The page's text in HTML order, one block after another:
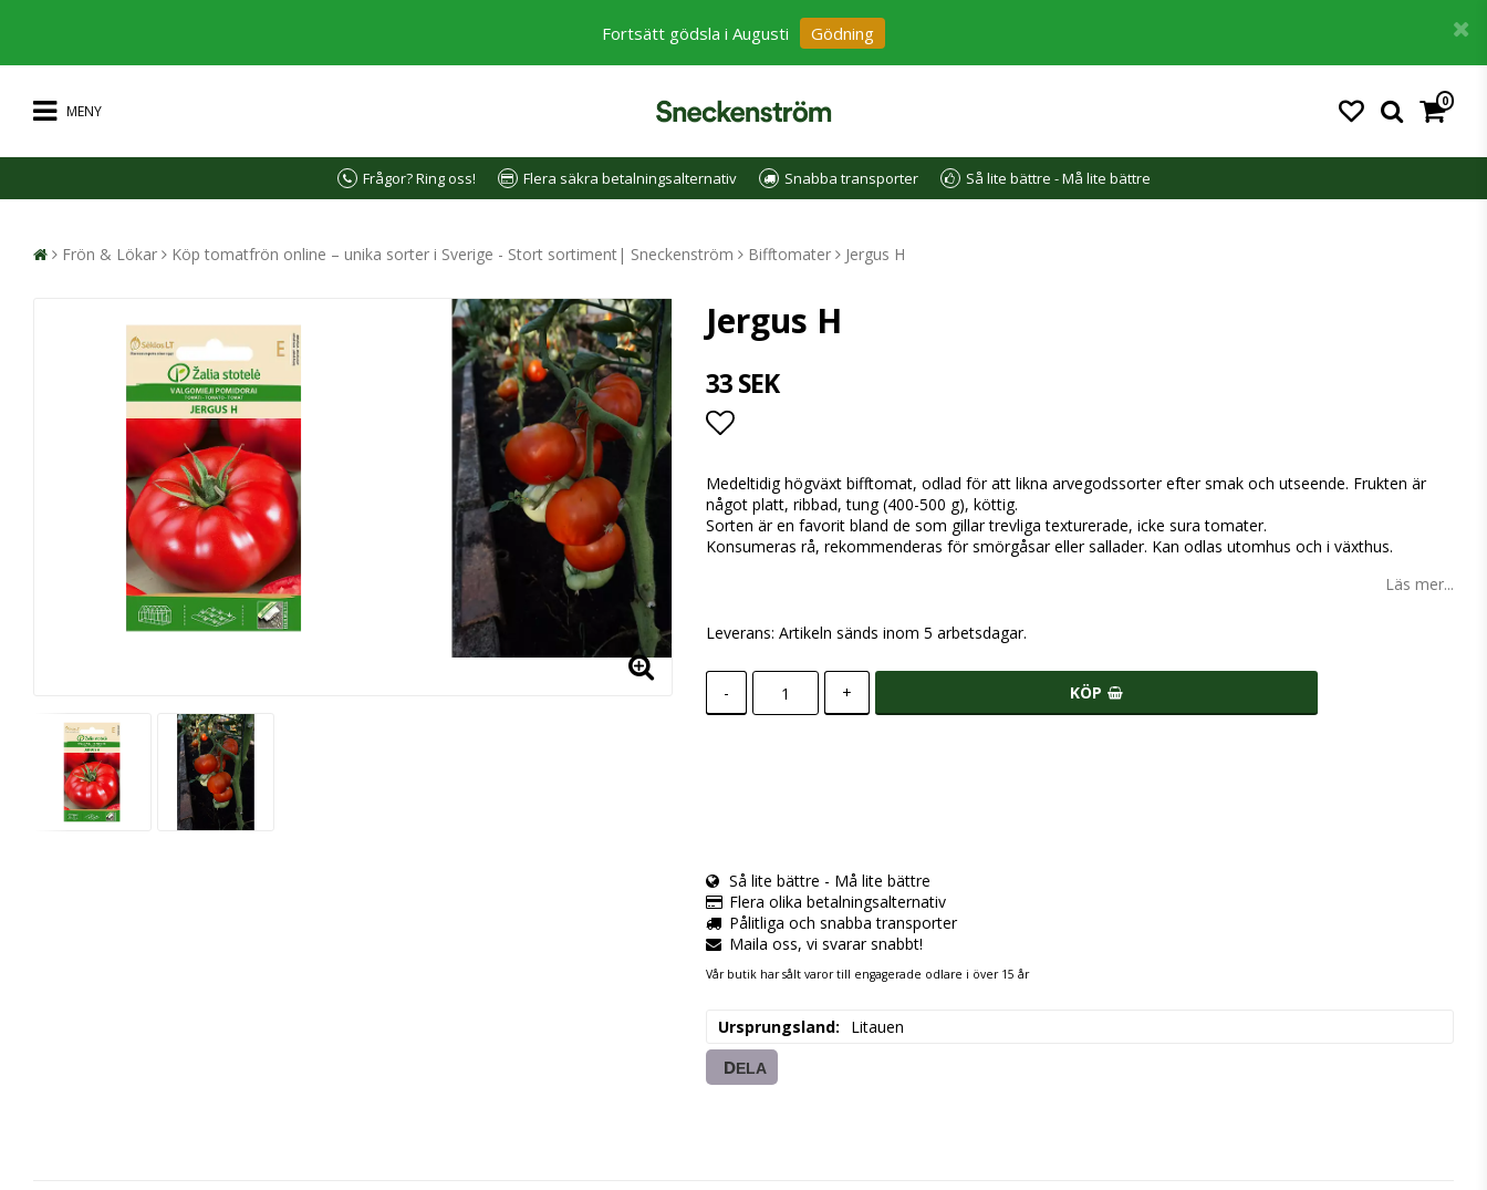
Fortsätt gödsla i Augusti Gödning
MENY
0
Frågor? Ring oss! Flera säkra betalningsalternativ Snabba transporter Så lite bättre - Må lite bättre
Frön & Lökar Köp tomatfrön online – unika sorter i Sverige - Stort sortiment| Sneckenström Bifftomater Jergus H
Jergus H
33 SEK
Lägg till i favoritlistan
Medeltidig högväxt bifftomat, odlad för att likna arvegodssorter efter smak och utseende. Frukten är
något platt, ribbad, tung (400-500 g), köttig.
Sorten är en favorit bland de som gillar trevliga texturerade, icke sura tomater.
Konsumeras rå, rekommenderas för smörgåsar eller sallader. Kan odlas utomhus och i växthus.
Läs mer...
Leverans: Artikeln sänds inom 5 arbetsdagar.
- + KÖP
Så lite bättre - Må lite bättre
Flera olika betalningsalternativ
Pålitliga och snabba transporter
Maila oss, vi svarar snabbt!
Vår butik har sålt varor till engagerade odlare i över 15 år
Ursprungsland Litauen
DELA